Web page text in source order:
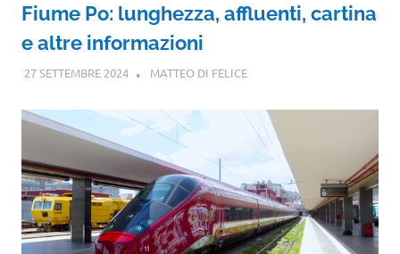
Fiume Po: lunghezza, affluenti, cartina
e altre informazioni
27 SETTEMBRE 2024 MATTEO DI FELICE